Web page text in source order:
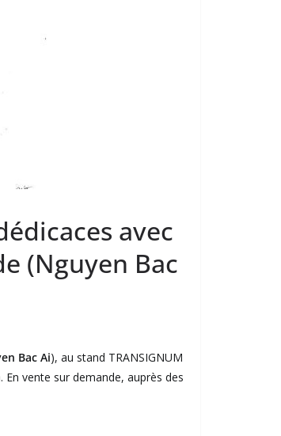
avec
(Nguyen Bac
Bac Ai), au stand TRANSIGNUM
En vente sur demande, auprès des